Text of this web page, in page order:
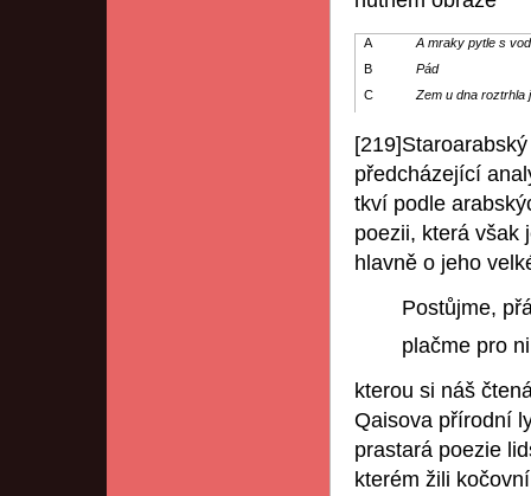
A
A mraky pytle s
B
Pád
C
Zem u dna roztrhla
předcházející
tkví podle
poezii, která však
hlavně o jeho
Postůjme,
plačme pro
kterou si náš
Qaisova přírodní
prastará poezie
kterém žili